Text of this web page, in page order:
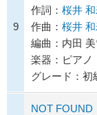
9
作詞： 桜井
作曲： 桜井
編曲：内田 美
楽器：ピアノ
グレード：初
NOT FOUND